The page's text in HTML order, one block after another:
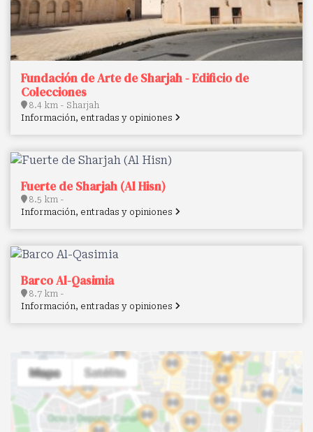
Fundación de Arte de Sharjah - Edificio de
Colecciones
8.4 km - Sharjah
Información, entradas y opiniones
Fuerte de Sharjah (Al Hisn)
8.5 km -
Información, entradas y opiniones
Barco Al-Qasimia
8.7 km -
Información, entradas y opiniones